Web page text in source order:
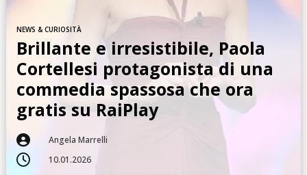
NEWS & CURIOSITÀ
Brillante e irresistibile, Paola
Cortellesi protagonista di una
commedia spassosa che ora
gratis su RaiPlay
 Angela Marrelli
 10.01.2026